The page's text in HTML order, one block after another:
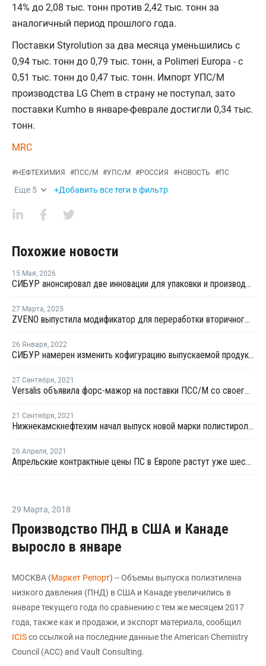
14% до 2,08 тыс. тонн против 2,42 тыс. тонн за
аналогичный период прошлого года.
Поставки Styrolution за два месяца уменьшились с
0,94 тыс. тонн до 0,79 тыс. тонн, а Polimeri Europa - c
0,51 тыс. тонн до 0,47 тыс. тонн. Импорт УПС/М
производства LG Chem в страну не поступал, зато
поставки Kumho в январе-феврале достигли 0,34 тыс.
тонн.
MRC
#НЕФТЕХИМИЯ #ПСС/М #УПС/М #РОССИЯ #НОВОСТЬ #ПС
Еще 5 +Добавить все теги в фильтр
Похожие новости
15 Мая, 2026
СИБУР анонсировал две инновации для упаковки и производства бытовой техники
27 Марта, 2025
ZVENO выпустила модификатор для переработки вторичного ПС
26 Января, 2022
СИБУР намерен изменить кофигурацию выпускаемой продукции комплекса "Этилен-600" на НКНХ
27 Сентября, 2021
Versalis объявила форс-мажор на поставки ПСС/М со своего завода в Мантуе
21 Сентября, 2021
Нижнекамскнефтехим начал выпуск новой марки полистирола для пищевой упаковки
26 Апреля, 2021
Апрельские контрактные цены ПС в Европе растут уже шестой месяц подряд
29 Марта, 2018
Производство ПНД в США и Канаде
выросло в январе
МОСКВА (Маркет Репорт) -- Объемы выпуска полиэтилена
низкого давления (ПНД) в США и Канаде увеличились в
январе текущего года по сравнению с тем же месяцем 2017
года, также как и продажи, и экспорт материала, сообщил
ICISсо ссылкой на последние данные the American Chemistry
Council (ACC) and Vault Consulting.